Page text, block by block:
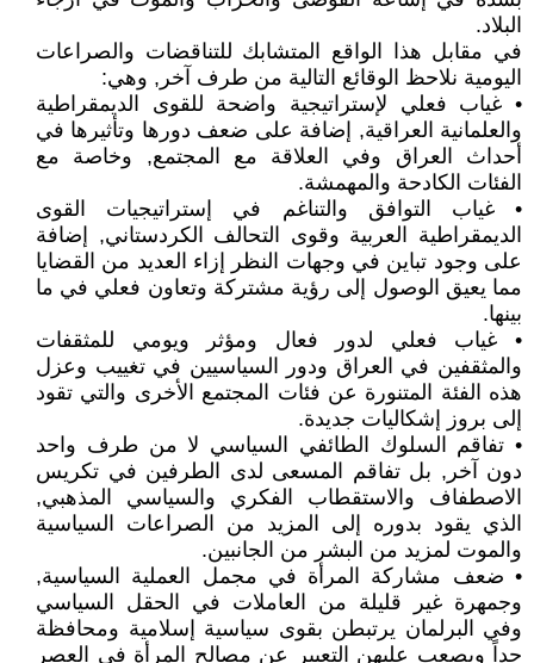
البلاد.
في مقابل هذا الواقع المتشابك للتناقضات والصراعات
اليومية نلاحظ الوقائع التالية من طرف آخر, وهي:
• غياب فعلي لإستراتيجية واضحة للقوى الديمقراطية
والعلمانية العراقية, إضافة على ضعف دورها وتأثيرها في
أحداث العراق وفي العلاقة مع المجتمع, وخاصة مع
الفئات الكادحة والمهمشة.
• غياب التوافق والتناغم في إستراتيجيات القوى
الديمقراطية العربية وقوى التحالف الكردستاني, إضافة
على وجود تباين في وجهات النظر إزاء العديد من القضايا
مما يعيق الوصول إلى رؤية مشتركة وتعاون فعلي في ما
بينها.
• غياب فعلي لدور فعال ومؤثر ويومي للمثقفات
والمثقفين في العراق ودور السياسيين في تغييب وعزل
هذه الفئة المتنورة عن فئات المجتمع الأخرى والتي تقود
إلى بروز إشكاليات جديدة.
• تفاقم السلوك الطائفي السياسي لا من طرف واحد
دون آخر, بل تفاقم المسعى لدى الطرفين في تكريس
الاصطفاف والاستقطاب الفكري والسياسي المذهبي,
الذي يقود بدوره إلى المزيد من الصراعات السياسية
والموت لمزيد من البشر من الجانبين.
• ضعف مشاركة المرأة في مجمل العملية السياسية,
وجمهرة غير قليلة من العاملات في الحقل السياسي
وفي البرلمان يرتبطن بقوى سياسية إسلامية ومحافظة
جداً ويصعب عليهن التعبير عن مصالح المرأة في العصر